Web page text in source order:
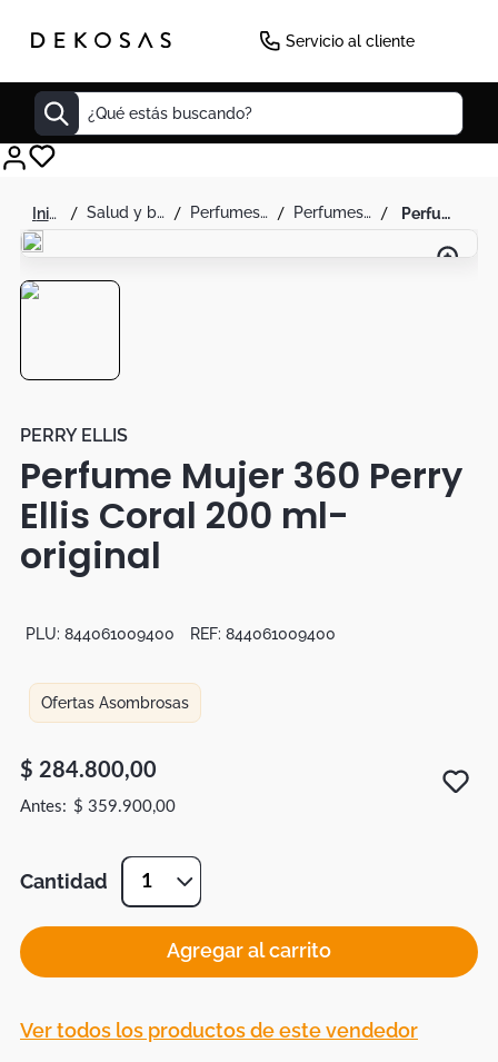
Servicio al cliente
¿Qué estás buscando?
salud y belleza perfumes y splash perfumes para mujer perfume mujer 360 perry ellis coral 200 ml- original
PERRY ELLIS
Perfume Mujer 360 Perry
Ellis Coral 200 ml-
original
PLU: 844061009400 REF: 844061009400
Ofertas Asombrosas
$ 284.800,00
$ 359.900,00
Cantidad 1
Agregar al carrito
Ver todos los productos de este vendedor
Decoracion
Cuadro
Sillas
Duvet
Botas